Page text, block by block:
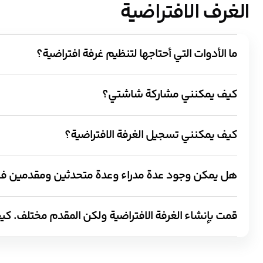
الغرف الافتراضية
ما الأدوات التي أحتاجها لتنظيم غرفة افتراضية؟
كيف يمكنني مشاركة شاشتي؟
كيف يمكنني تسجيل الغرفة الافتراضية؟
إعادة التشغيل بنفسك، سيكون بإمكانك إعادة تشغيل الويبنار من
هل يمكن وجود عدة مدراء وعدة متحدثين ومقدمين في
كاميراتهم خلال الغرفة الافتراضية. المقدم هو الشخص الذي
قمت بإنشاء الغرفة الافتراضية ولكن المقدم